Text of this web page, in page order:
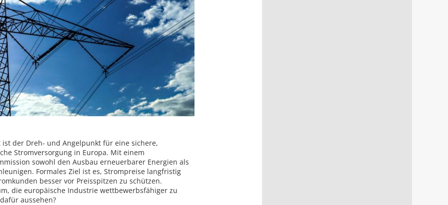
ist der Dreh- und Angelpunkt für eine sichere,
Stromversorgung in Europa. Mit einem
sowohl den Ausbau erneuerbarer Energien als
Formales Ziel ist es, Strompreise langfristig
besser vor Preisspitzen zu schützen.
die europäische Industrie wettbewerbsfähiger zu
aussehen?